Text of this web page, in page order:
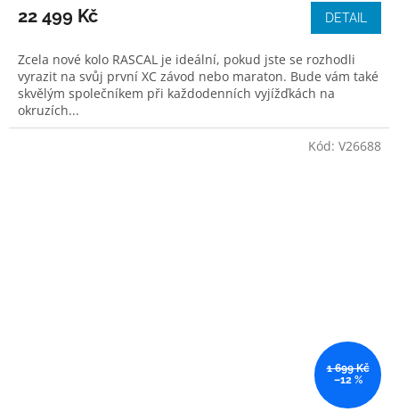
22 499 Kč DETAIL
Zcela nové kolo RASCAL je ideální, pokud jste se rozhodli
vyrazit na svůj první XC závod nebo maraton. Bude vám také
skvělým společníkem při každodenních vyjížďkách na
okruzích...
1 699 Kč
–12 %
Kód: V26688